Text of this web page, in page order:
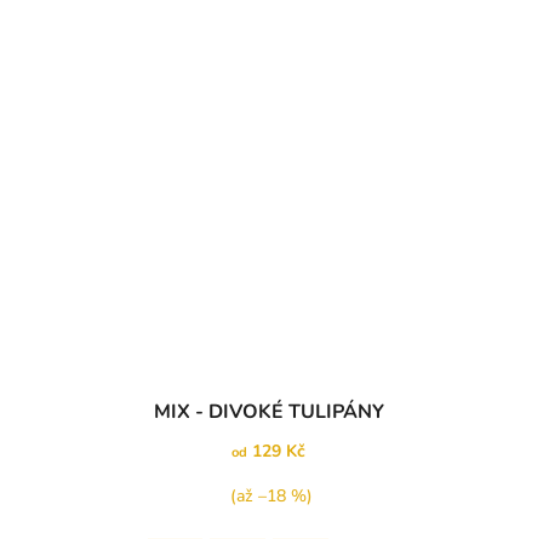
MIX - DIVOKÉ TULIPÁNY
od 129 Kč
(až –18 %)